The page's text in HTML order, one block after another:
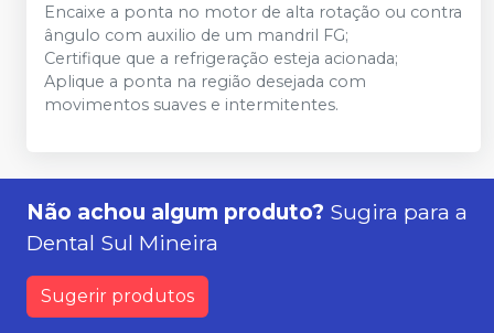
Encaixe a ponta no motor de alta rotação ou contra
ângulo com auxilio de um mandril FG;
Certifique que a refrigeração esteja acionada;
Aplique a ponta na região desejada com
movimentos suaves e intermitentes.
Não achou algum produto? Sugira para a
Dental Sul Mineira
Sugerir produtos